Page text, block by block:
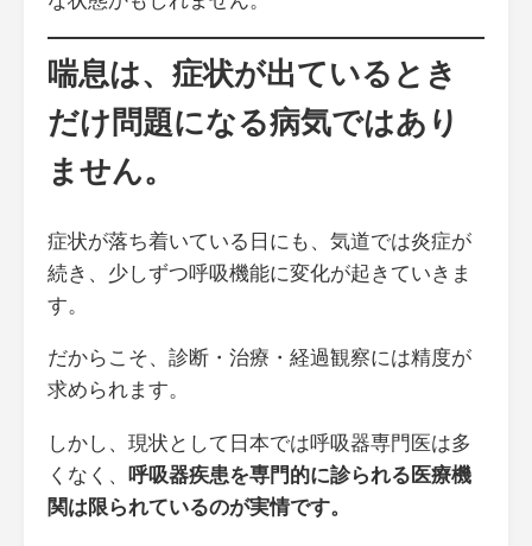
喘息は、症状が出ているとき
だけ問題になる病気ではあり
ません。
症状が落ち着いている日にも、気道では炎症が
続き、少しずつ呼吸機能に変化が起きていきま
す。
だからこそ、診断・治療・経過観察には精度が
求められます。
しかし、現状として日本では呼吸器専門医は多
くなく、 呼吸器疾患を専門的に診られる医療機
関は限られているのが実情です。